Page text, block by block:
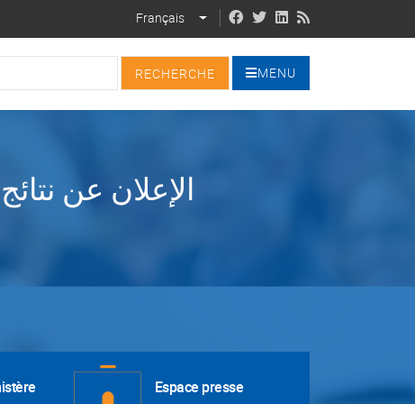
Français LIST ADDITIONAL ACTIONS
MENU
الإعلان عن
Espace presse